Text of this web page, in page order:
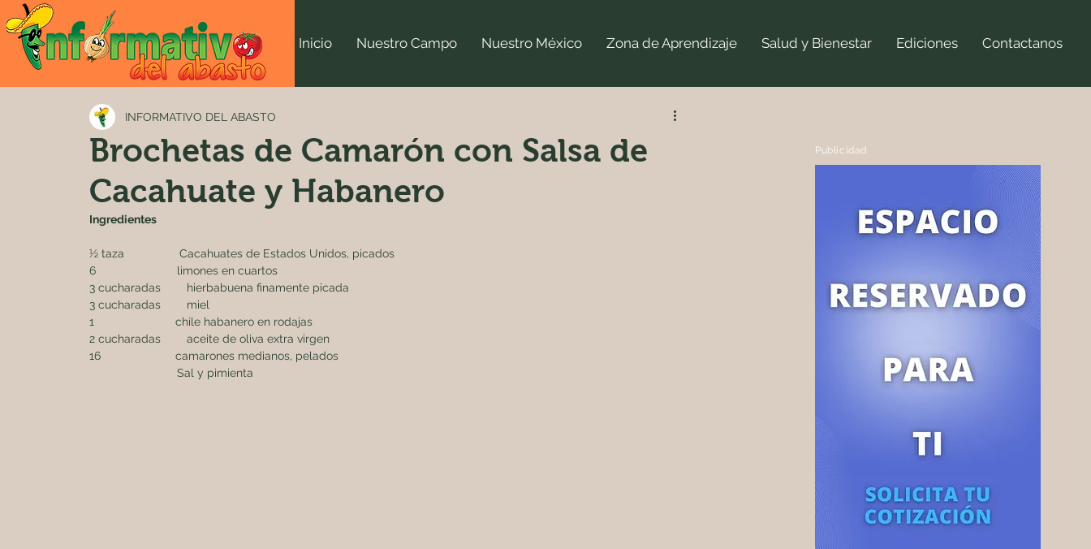
Inicio Nuestro Campo Nuestro México Zona de Aprendizaje Salud y Bienestar Ediciones Contactanos
Brochetas de Camarón con Salsa de
Cacahuate y Habanero
INFORMATIVO DEL ABASTO
Ingredientes
½ taza                 Cacahuates de Estados Unidos, picados
6                         limones en cuartos
3 cucharadas        hierbabuena finamente picada
3 cucharadas        miel
1                         chile habanero en rodajas
2 cucharadas        aceite de oliva extra virgen
16                       camarones medianos, pelados
Sal y pimienta
Publicidad